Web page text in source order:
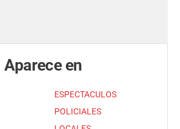
Aparece en
ESPECTACULOS
POLICIALES